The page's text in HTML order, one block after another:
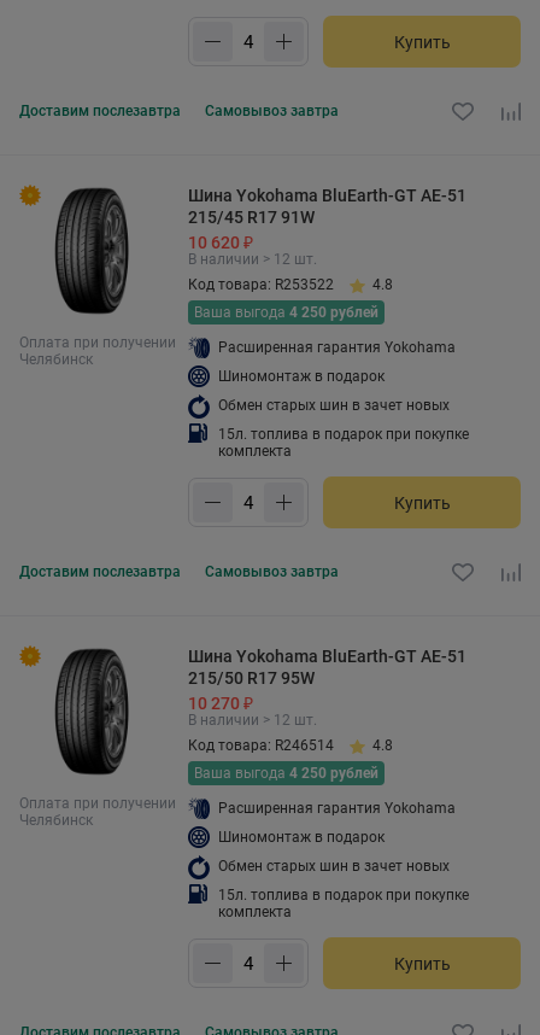
Купить
Доставим послезавтра Самовывоз завтра
Оплата при получении
Челябинск
Шина Yokohama BluEarth-GT AE-51
215/45 R17 91W
10 620 ₽
В наличии > 12 шт.
Код товара: R253522
4.8
Ваша выгода 4 250 рублей
Расширенная гарантия Yokohama
Шиномонтаж в подарок
Обмен старых шин в зачет новых
15л. топлива в подарок при покупке
комплекта
Купить
Доставим послезавтра Самовывоз завтра
Оплата при получении
Челябинск
Шина Yokohama BluEarth-GT AE-51
215/50 R17 95W
10 270 ₽
В наличии > 12 шт.
Код товара: R246514
4.8
Ваша выгода 4 250 рублей
Расширенная гарантия Yokohama
Шиномонтаж в подарок
Обмен старых шин в зачет новых
15л. топлива в подарок при покупке
комплекта
Купить